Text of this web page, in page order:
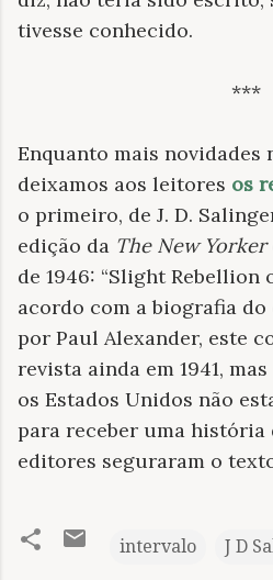
tivesse conhecido.
***
Enquanto mais novidades
deixamos aos leitores os
o primeiro, de J. D.
edição da The New Yorker
de 1946: “Slight Rebellion
acordo com a biografia
por Paul Alexander, este
revista ainda em 1941,
os Estados Unidos não
para receber uma história
editores seguraram o
intervalo J D